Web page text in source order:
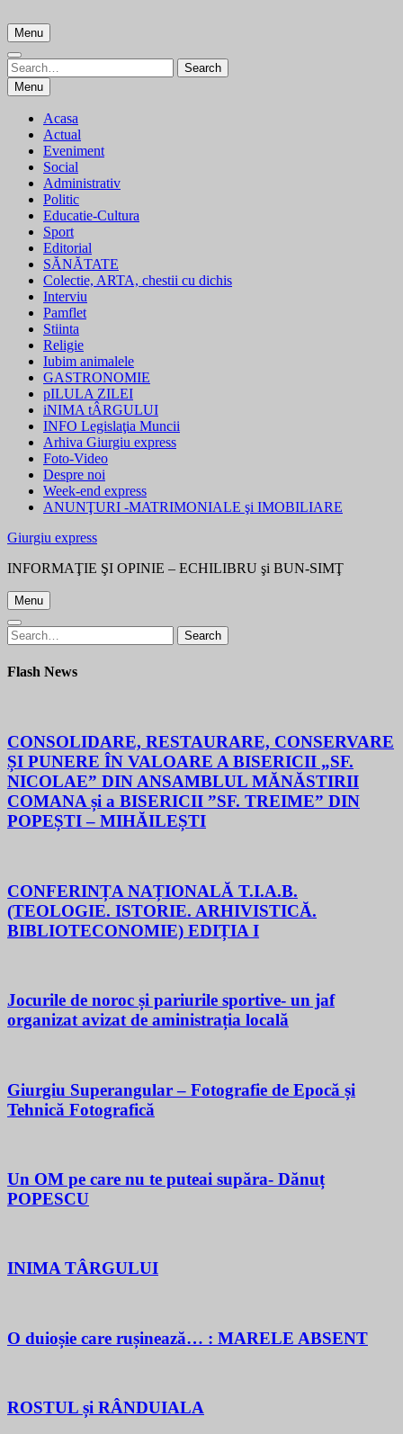
to
content
Menu
Search
for:
Search
Menu
Acasa
Actual
Eveniment
Social
Administrativ
Politic
Educatie-Cultura
Sport
Editorial
SĂNĂTATE
Colectie, ARTA, chestii cu dichis
Interviu
Pamflet
Stiinta
Religie
Iubim animalele
GASTRONOMIE
pILULA ZILEI
iNIMA tÂRGULUI
INFO Legislaţia Muncii
Arhiva Giurgiu express
Foto-Video
Despre noi
Week-end express
ANUNŢURI -MATRIMONIALE şi IMOBILIARE
Giurgiu express
INFORMAŢIE ŞI OPINIE – ECHILIBRU şi BUN-SIMŢ
Menu
Search
for:
Search
Flash News
CONSOLIDARE, RESTAURARE, CONSERVARE
ȘI PUNERE ÎN VALOARE A BISERICII „SF.
NICOLAE” DIN ANSAMBLUL MĂNĂSTIRII
COMANA și a BISERICII ”SF. TREIME” DIN
POPEȘTI – MIHĂILEȘTI
CONFERINȚA NAȚIONALĂ T.I.A.B.
(TEOLOGIE. ISTORIE. ARHIVISTICĂ.
BIBLIOTECONOMIE) EDIȚIA I
Jocurile de noroc și pariurile sportive- un jaf
organizat avizat de aministrația locală
Giurgiu Superangular – Fotografie de Epocă și
Tehnică Fotografică
Un OM pe care nu te puteai supăra- Dănuț
POPESCU
INIMA TÂRGULUI
O duioșie care rușinează… : MARELE ABSENT
ROSTUL și RÂNDUIALA